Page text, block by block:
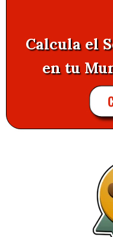
Calcula el
en tu